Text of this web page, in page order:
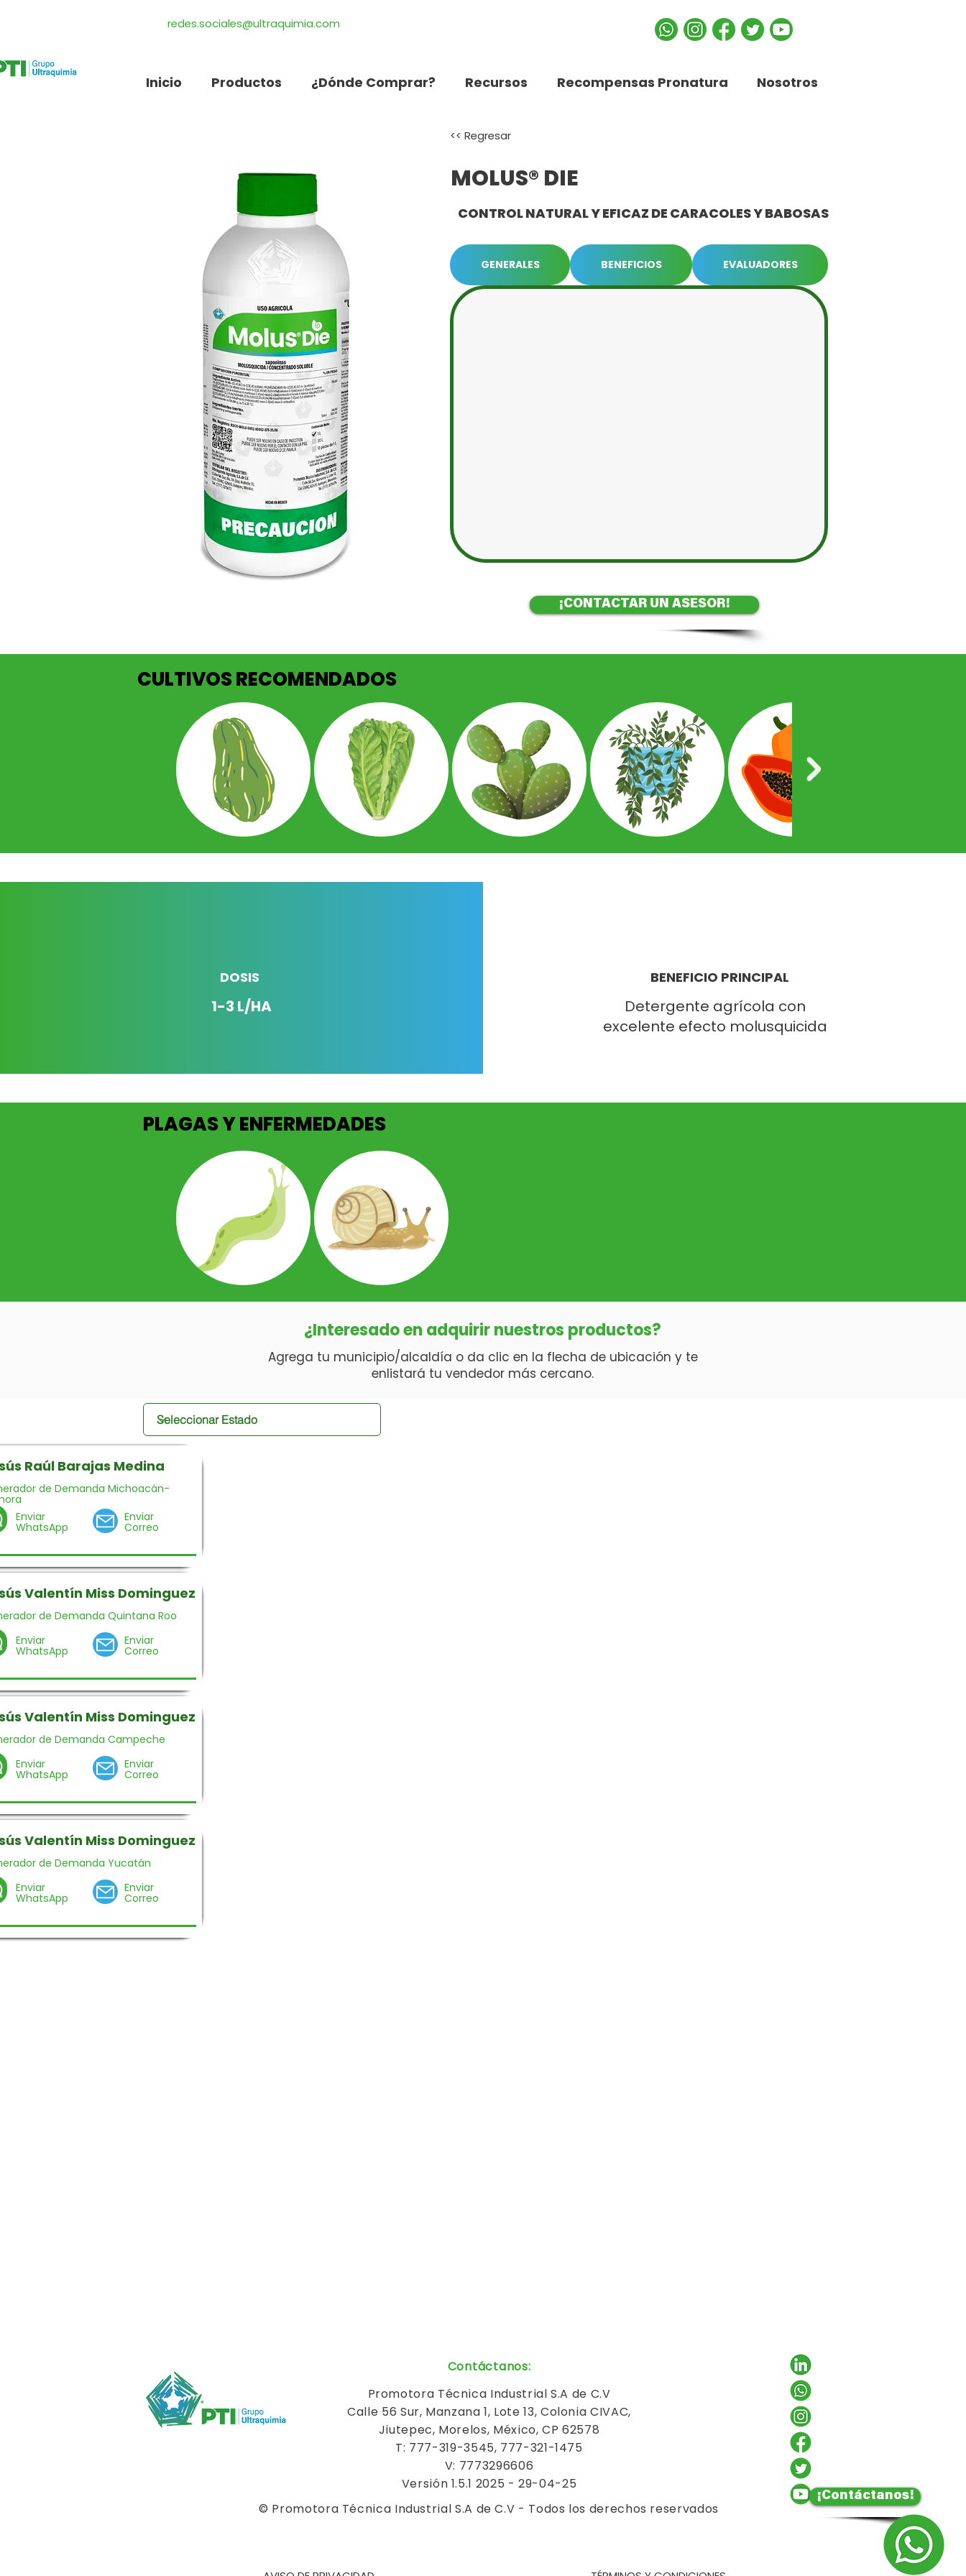
redes.sociales@ultraquimia.com
Inicio Productos ¿Dónde Comprar? Recursos Recompensas Pronatura Nosotros
<< Regresar
MOLUS® DIE
CONTROL NATURAL Y EFICAZ DE CARACOLES Y BABOSAS
GENERALES BENEFICIOS EVALUADORES
¡CONTACTAR UN ASESOR!
CULTIVOS RECOMENDADOS
DOSIS
1-3 L/HA
BENEFICIO PRINCIPAL
Detergente agrícola con
excelente efecto molusquicida
PLAGAS Y ENFERMEDADES
¿Interesado en adquirir nuestros productos?
Agrega tu municipio/alcaldía o da clic en la flecha de ubicación y te
enlistará tu vendedor más cercano.
Raúl Barajas Medina
de Demanda Michoacán-
Enviar
WhatsApp
Enviar
Correo
Valentín Miss Dominguez
de Demanda Quintana Roo
Enviar
WhatsApp
Enviar
Correo
Valentín Miss Dominguez
de Demanda Campeche
Enviar
WhatsApp
Enviar
Correo
Valentín Miss Dominguez
de Demanda Yucatán
Enviar
WhatsApp
Enviar
Correo
¡Contáctanos!
Contáctanos:
Promotora Técnica Industrial S.A de C.V
Calle 56 Sur, Manzana 1, Lote 13, Colonia CIVAC,
Jiutepec, Morelos, México, CP 62578
T: 777-319-3545, 777-321-1475
V: 7773296606
Versión 1.5.1 2025 - 29-04-25
© Promotora Técnica Industrial S.A de C.V - Todos los derechos reservados